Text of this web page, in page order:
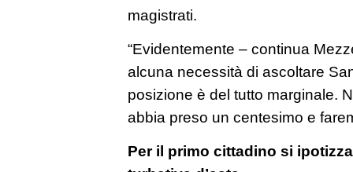
magistrati.
“Evidentemente – continua
alcuna necessità di ascoltare
posizione è del tutto marginale.
abbia preso un centesimo e
Per il primo cittadino si